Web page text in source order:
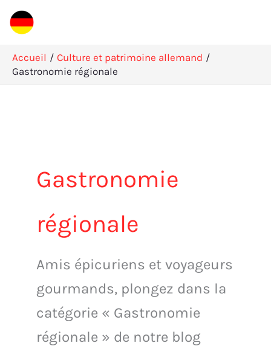
Aller
au
Accueil
Culture et patrimoine allemand
Gastronomie régionale
Gastronomie
régionale
Amis épicuriens et voyageurs
gourmands, plongez dans la
catégorie « Gastronomie
régionale » de notre blog
Rechercher